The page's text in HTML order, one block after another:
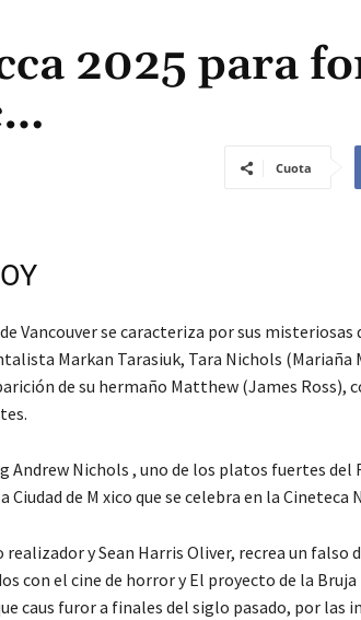
2025 para
Cuota
Vancouver se caracteriza por sus misteriosas
Markan Tarasiuk, Tara Nichols (Mariaña
de su hermaño Matthew (James Ross),
Andrew Nichols , uno de los platos fuertes
Ciudad de M xico que se celebra en la Cineteca
y Sean Harris Oliver, recrea un falso
con el cine de horror y El proyecto de la
caus furor a finales del siglo pasado, por las